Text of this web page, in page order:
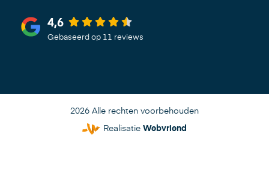
4,6
Gebaseerd op 11 reviews
2026 Alle rechten voorbehouden
RealisatieWebvriend